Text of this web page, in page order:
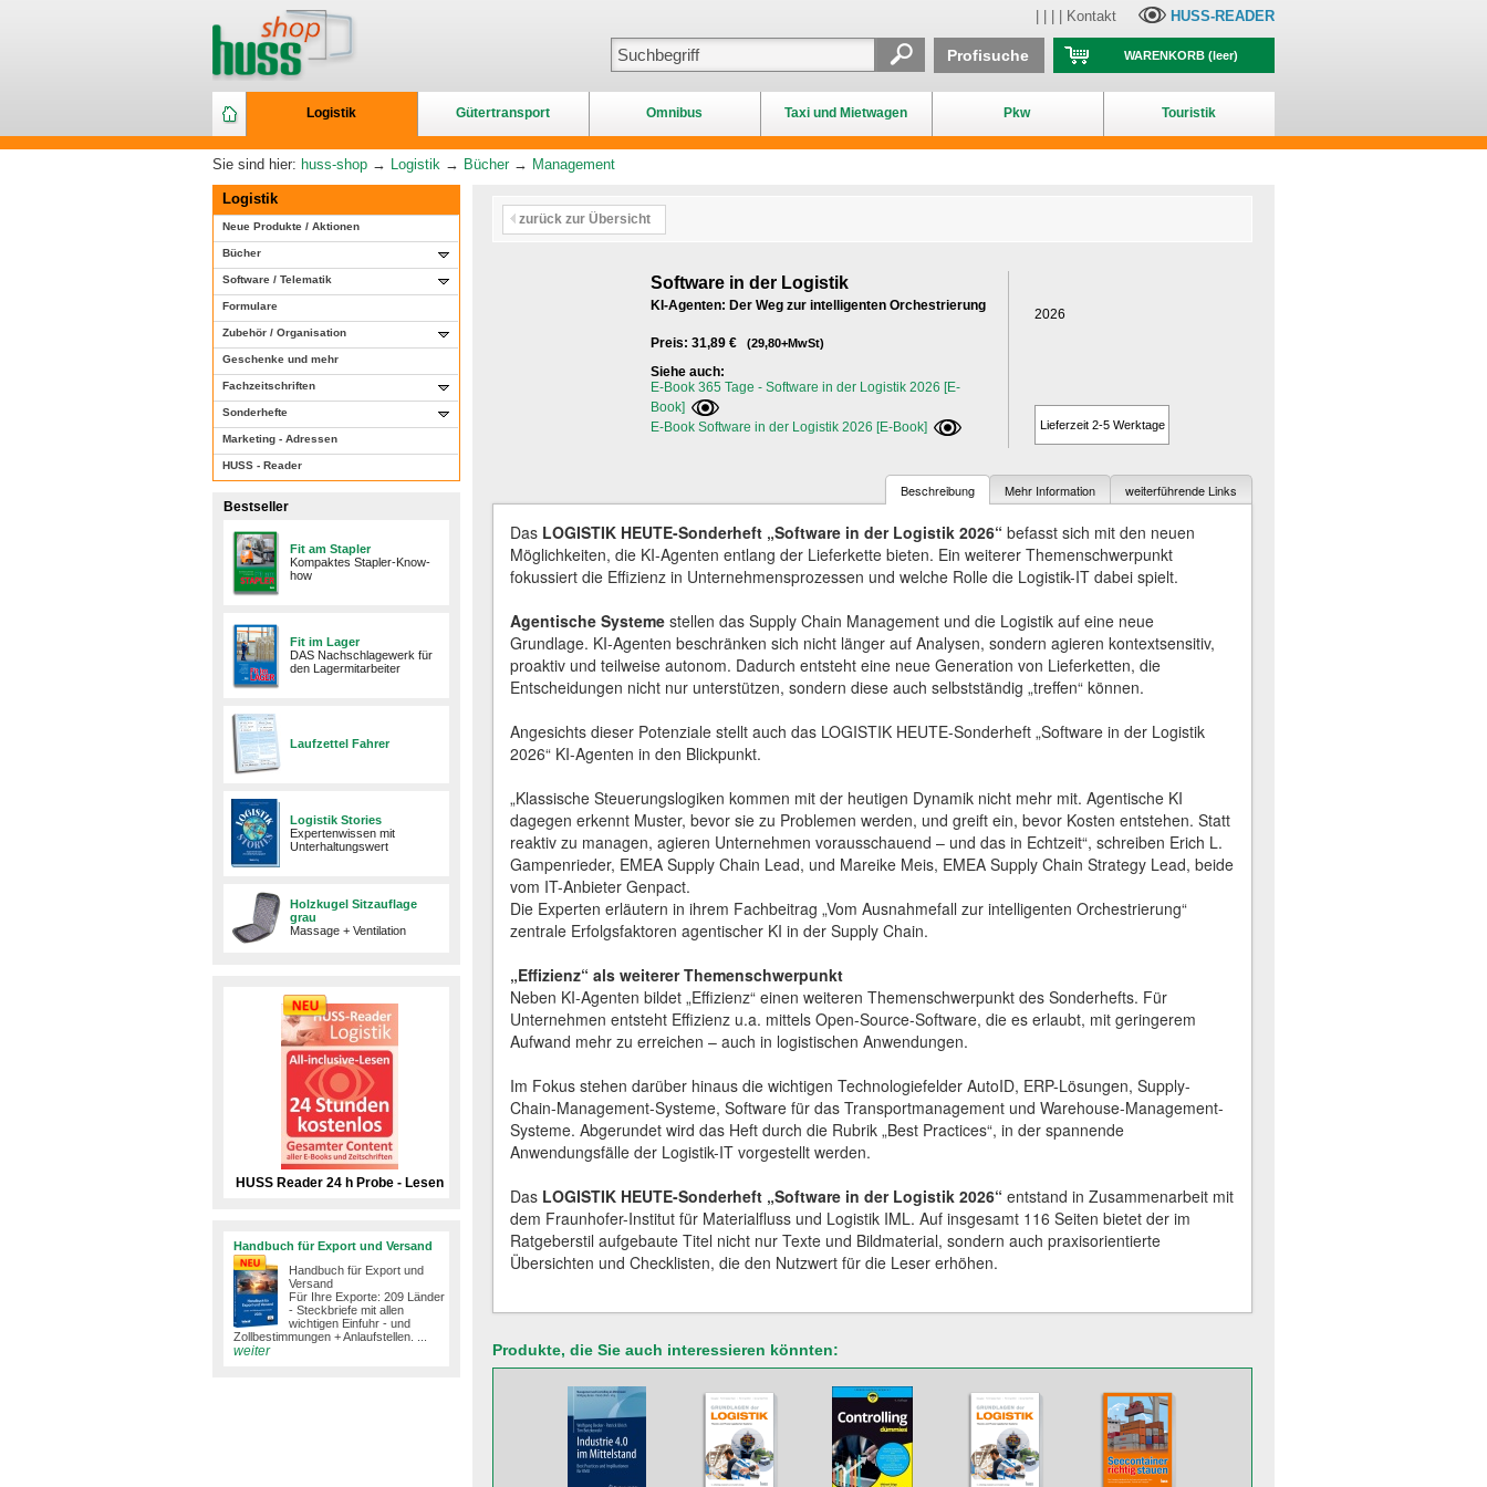
Logistik Gütertransport Omnibus Taxi und Mietwagen Pkw Touristik
Kontakt HUSS-READER
WARENKORB(leer)
Profisuche
Sie sind hier: huss-shop → Logistik → Bücher→ Management
Logistik
Neue Produkte / Aktionen
Bücher
Software / Telematik
Formulare
Zubehör / Organisation
Geschenke und mehr
Fachzeitschriften
Sonderhefte
Marketing - Adressen
HUSS - Reader
Bestseller
Fit am Stapler
Kompaktes Stapler-Know-
how
Fit im Lager
DAS Nachschlagewerk für
den Lagermitarbeiter
Laufzettel Fahrer
Logistik Stories
Expertenwissen mit
Unterhaltungswert
Holzkugel Sitzauflage
grau
Massage + Ventilation
HUSS Reader 24 h Probe - Lesen
Handbuch für Export und Versand
Handbuch für Export und
Versand
Für Ihre Exporte: 209 Länder
- Steckbriefe mit allen
wichtigen Einfuhr - und
Zollbestimmungen + Anlaufstellen. ...
weiter
zurück zur Übersicht
Software in der Logistik
KI-Agenten: Der Weg zur intelligenten Orchestrierung
Preis: 31,89 € (29,80+MwSt)
Siehe auch:
E-Book 365 Tage - Software in der Logistik 2026 [E-
Book]
E-Book Software in der Logistik 2026 [E-Book]
2026
Lieferzeit 2-5 Werktage
Beschreibung Mehr Information weiterführende Links
Das LOGISTIK HEUTE-Sonderheft „Software in der Logistik 2026“ befasst sich mit den neuen
Möglichkeiten, die KI-Agenten entlang der Lieferkette bieten. Ein weiterer Themenschwerpunkt
fokussiert die Effizienz in Unternehmensprozessen und welche Rolle die Logistik-IT dabei spielt.
Agentische Systeme stellen das Supply Chain Management und die Logistik auf eine neue
Grundlage. KI-Agenten beschränken sich nicht länger auf Analysen, sondern agieren kontextsensitiv,
proaktiv und teilweise autonom. Dadurch entsteht eine neue Generation von Lieferketten, die
Entscheidungen nicht nur unterstützen, sondern diese auch selbstständig „treffen“ können.
Angesichts dieser Potenziale stellt auch das LOGISTIK HEUTE-Sonderheft „Software in der Logistik
2026“ KI-Agenten in den Blickpunkt.
„Klassische Steuerungslogiken kommen mit der heutigen Dynamik nicht mehr mit. Agentische KI
dagegen erkennt Muster, bevor sie zu Problemen werden, und greift ein, bevor Kosten entstehen. Statt
reaktiv zu managen, agieren Unternehmen vorausschauend – und das in Echtzeit“, schreiben Erich L.
Gampenrieder, EMEA Supply Chain Lead, und Mareike Meis, EMEA Supply Chain Strategy Lead, beide
vom IT-Anbieter Genpact.
Die Experten erläutern in ihrem Fachbeitrag „Vom Ausnahmefall zur intelligenten Orchestrierung“
zentrale Erfolgsfaktoren agentischer KI in der Supply Chain.
„Effizienz“ als weiterer Themenschwerpunkt
Neben KI-Agenten bildet „Effizienz“ einen weiteren Themenschwerpunkt des Sonderhefts. Für
Unternehmen entsteht Effizienz u.a. mittels Open-Source-Software, die es erlaubt, mit geringerem
Aufwand mehr zu erreichen – auch in logistischen Anwendungen.
Im Fokus stehen darüber hinaus die wichtigen Technologiefelder AutoID, ERP-Lösungen, Supply-
Chain-Management-Systeme, Software für das Transportmanagement und Warehouse-Management-
Systeme. Abgerundet wird das Heft durch die Rubrik „Best Practices“, in der spannende
Anwendungsfälle der Logistik-IT vorgestellt werden.
Das LOGISTIK HEUTE-Sonderheft „Software in der Logistik 2026“ entstand in Zusammenarbeit mit
dem Fraunhofer-Institut für Materialfluss und Logistik IML. Auf insgesamt 116 Seiten bietet der im
Ratgeberstil aufgebaute Titel nicht nur Texte und Bildmaterial, sondern auch praxisorientierte
Übersichten und Checklisten, die den Nutzwert für die Leser erhöhen.
Produkte, die Sie auch interessieren könnten: